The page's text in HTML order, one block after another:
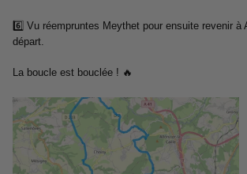
6️⃣ Vu réempruntes Meythet pour ensuite revenir à
départ.
La boucle est bouclée ! 🔥